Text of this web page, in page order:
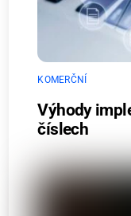
KOMERČNÍ
Výhody
číslech